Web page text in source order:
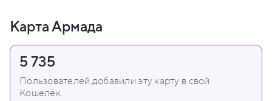
Карта Армада
5 735
Пользователей добавили эту карту в свой
Кошелёк